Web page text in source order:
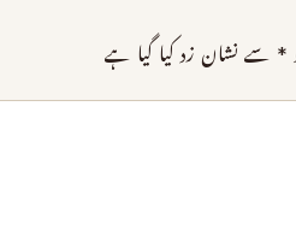
* سے نشان زد کیا گیا ہے